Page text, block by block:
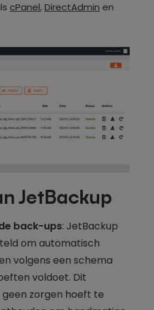
cPanel,DirectAdmin en
JetBackup
back-ups: JetBackup
om automatisch
volgens een schema
voldoet. Dit
zorgen hoeft te